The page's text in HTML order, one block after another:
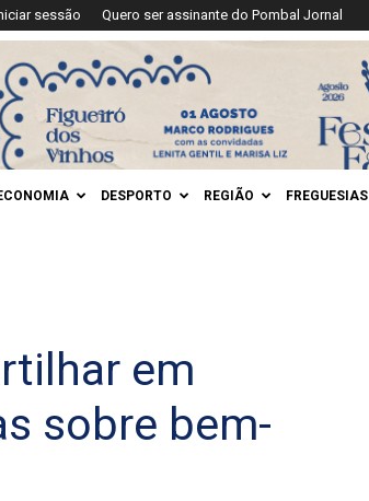
sessão Quero ser assinante do Pombal Jornal
DESPORTO REGIÃO FREGUESIAS
em
sobre bem-